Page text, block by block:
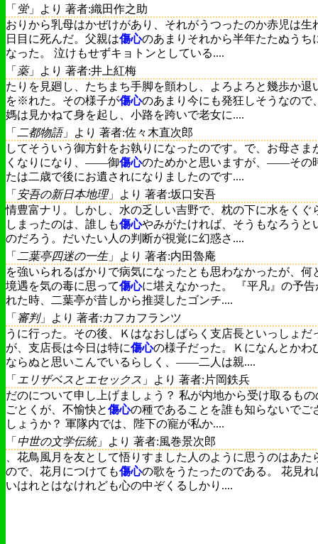
「 蛍」より 著者:織田作之助
おりから乳母はかぜけがあり、それがうつったのか赤児は生
日目に死んだ。父親は傷心のあまりそれから半年たたぬうち
なった。 泣けもせずキョトンとしている....
「 薬」より 著者:井上紅梅
たりを見廻し、たちまち手脚を顫わし、よろよろと幾歩か退
を※れた。その様子が傷心のあまり今にも発狂しそうなので
媽は見かねて身を起し、小路を跨いで老女に....
「
二都物語」より 著者:佐々木直次郎
してそういう御方針をお執りになったのです。で、お母さま
くなりになり、――御傷心のためかと思いますが、――その
たは二歳で後にお遺されになりましたのです....
「 安吾の新日本地理」より 著者:坂口安吾
情豊富ナリ。しかし、水の乏しい吉野で、枕の下に水をくぐ
しまったのは、誰しも傷心やみがたければ、そうもなろうと
のだろう。だいたい人の判断が視覚に幻惑さ....
「
二葉亭四迷の一生」より 著者:内田魯庵
を強いられるばかりで病気になったとも思わなかったが、何
境遇を気の毒に思って傷心に堪えなかった。 『平凡』の予告
れた時、二葉亭が昔しから推奨したゴンチ....
「 審判」より 著者:カフカフランツ
うに行った。その後、Ｋはなおしばらく支店長といっしょだ
が、支店長は今日は特に傷心の様子だった。Ｋになんとかわ
ならぬと思いこんでいるらしく、――二人は親....
「 エリザベスとエセックス 」より 著者:片岡鉄兵
だのについて申し上げましょう？ 私が内地から受け取るもの
ごとくが、不愉快と傷心の種であることを誰も知らないでご
しょうか？ 軍隊内では、陛下の寵が私か....
「 中世の文学伝統」より 著者:風巻景次郎
、花鳥風月を友として悟りすました人のように思うのはあた
ので、花月につけても傷心の歌をうたったのである。 花見れ
いはれとはなけれども心の中ぞくるしかり....